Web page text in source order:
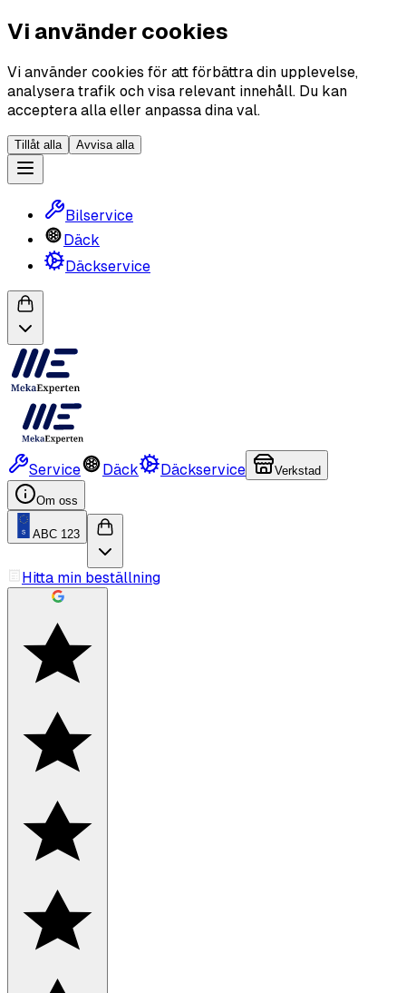
Vi använder cookies
Vi använder cookies för att förbättra din upplevelse,
analysera trafik och visa relevant innehåll. Du kan
acceptera alla eller anpassa dina val.
Tillåt alla Avvisa alla
Bilservice
Däck
Däckservice
Service Däck Däckservice Verkstad
Om oss
ABC 123
Hitta min beställning